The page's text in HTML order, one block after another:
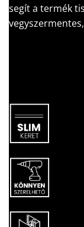
segít a termék